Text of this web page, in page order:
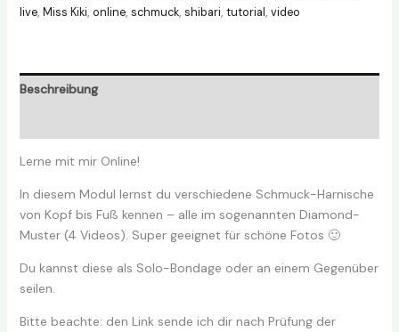
live, Miss Kiki, online, schmuck, shibari, tutorial, video
Beschreibung
Lerne mit mir Online!
In diesem Modul lernst du verschiedene Schmuck-Harnische
von Kopf bis Fuß kennen – alle im sogenannten Diamond-
Muster (4 Videos). Super geeignet für schöne Fotos 🙂
Du kannst diese als Solo-Bondage oder an einem Gegenüber
seilen.
Bitte beachte: den Link sende ich dir nach Prüfung der